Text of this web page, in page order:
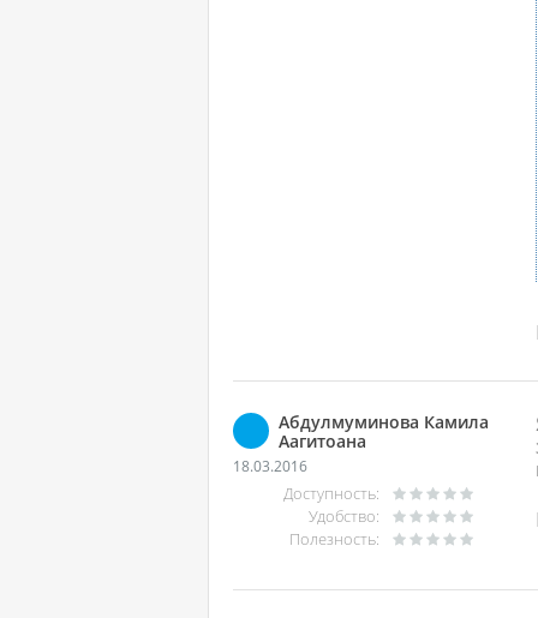
Абдулмуминова Камила
Аагитоана
18.03.2016
Доступность:
Удобство:
Полезность: